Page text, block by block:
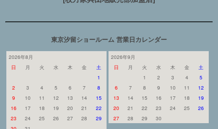
東京汐留ショールーム 営業日カレンダー
2026年8月
日
月 火 水 木 金
土
1
2
3 4 5 6 7
8
9
10 11 12 13 14
15
16
17 18 19 20 21
22
23
24 25 26 27 28
29
2026年9月
日
月 火 水 木 金
土
1
2 3 4
5
6
7 8 9 10 11
12
13
14 15 16 17 18
19
20
21 22 23 24 25
26
27
28 29 30